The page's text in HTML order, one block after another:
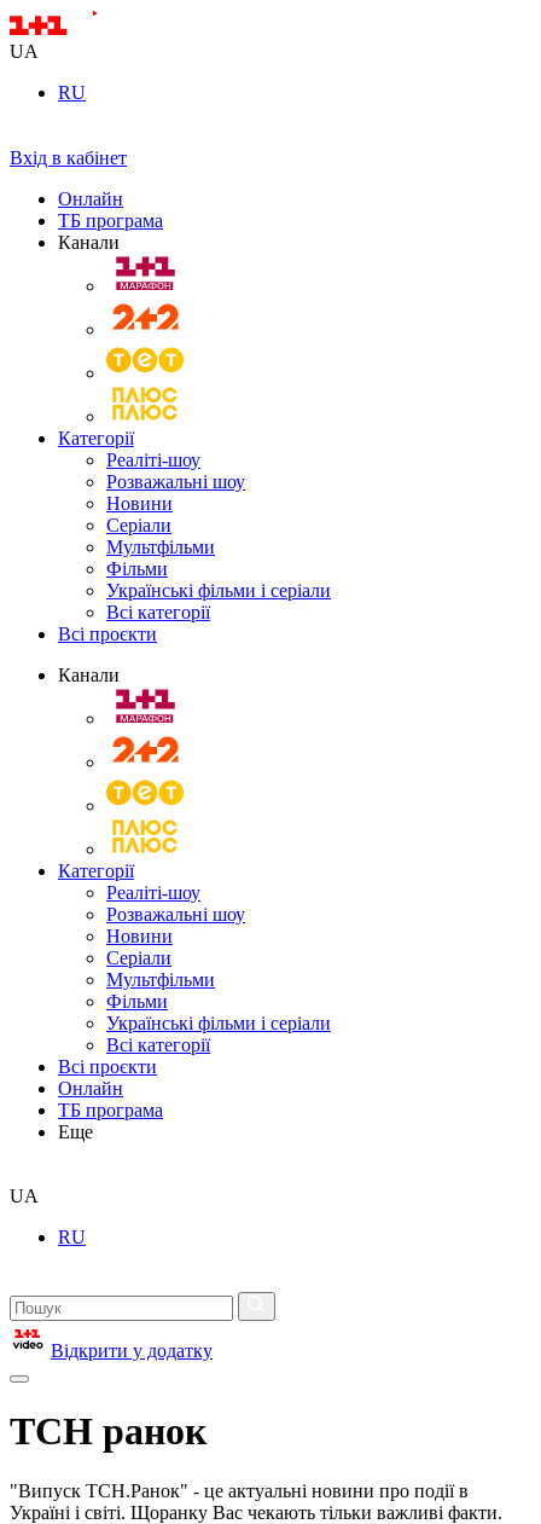
UA
RU
Вхід в кабінет
Онлайн
ТБ програма
Канали
Категорії
Реаліті-шоу
Розважальні шоу
Новини
Серіали
Мультфільми
Фільми
Українські фільми і серіали
Всі категорії
Всі проєкти
Канали
Категорії
Реаліті-шоу
Розважальні шоу
Новини
Серіали
Мультфільми
Фільми
Українські фільми і серіали
Всі категорії
Всі проєкти
Онлайн
ТБ програма
Еще
UA
RU
Відкрити у додатку
ТСН ранок
"Випуск ТСН.Ранок" - це актуальні новини про події в
Україні і світі. Щоранку Вас чекають тільки важливі факти.